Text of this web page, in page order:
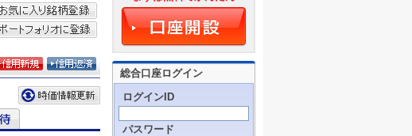
総合口座ログイン
ログインID
パスワード